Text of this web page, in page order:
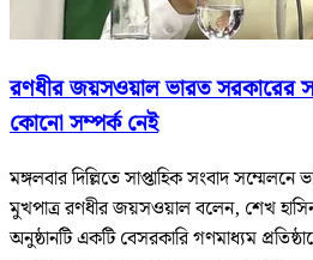
রণধীর জয়সওয়ালভারত সরকারের
কোনো সম্পর্ক নেই
মঙ্গলবার দিল্লিতে সাপ্তাহিক সংবাদ সম্মেলনে
মুখপাত্র রণধীর জয়সওয়াল বলেন, শেখ
অনুষ্ঠানটি একটি বেসরকারি গণমাধ্যম